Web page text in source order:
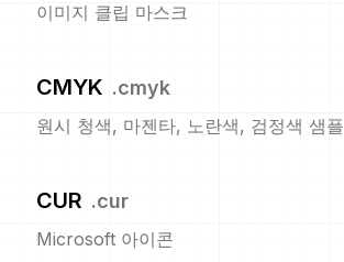
이미지 클립 마스크
CMYK .cmyk
원시 청색, 마젠타, 노란색, 검정색 샘플
CUR .cur
Microsoft 아이콘